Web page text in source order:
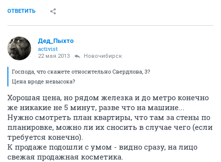
ОТВЕТИТЬ
Дед_Пыхто
activist
22 мая 2013 Новочибирск
Господа, что скажете относительно Свердлова, 3?
Цена вроде невысока?
Хорошая цена, но рядом железка и до метро конечно
же никакие не 5 минут, разве что на машине...
Нужно смотреть план квартиры, что там за стены по
планировке, можно ли их сносить в случае чего (если
требуется конечно).
К продаже подошли с умом - видно сразу, на лицо
свежая продажная косметика.